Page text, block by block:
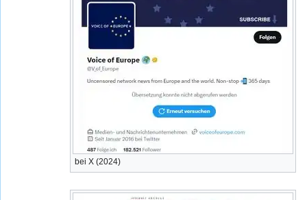
bei X (2024)